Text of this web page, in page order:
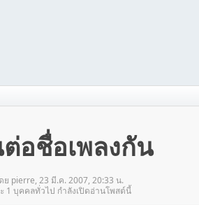
อชื่อเพลงกัน
ย pierre, 23 มี.ค. 2007, 20:33 น.
1 บุคคลทั่วไป กำลังเปิดอ่านโพสต์นี้